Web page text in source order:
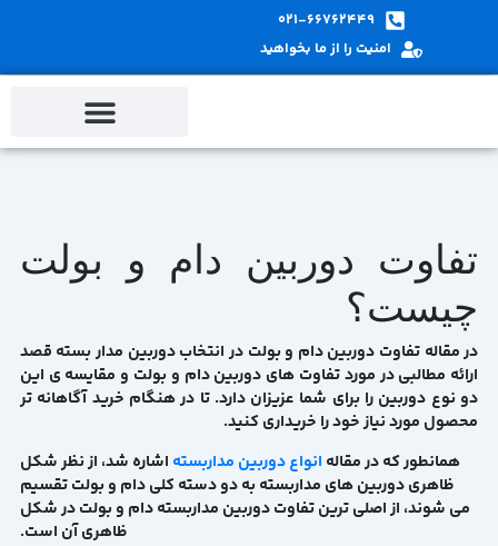
021-66762449
امنیت را از ما بخواهید
تفاوت دوربین دام و بولت
چیست؟
در مقاله تفاوت دوربین دام و بولت در انتخاب دوربین مدار بسته قصد
ارائه مطالبی در مورد تفاوت های دوربین دام و بولت و مقایسه ی این
دو نوع دوربین را برای شما عزیزان دارد. تا در هنگام خرید آگاهانه تر
محصول مورد نیاز خود را خریداری کنید.
همانطور که در مقاله انواع دوربین مداربسته اشاره شد، از نظر شکل
ظاهری دوربین های مداربسته به دو دسته کلی دام و بولت تقسیم
می شوند، از اصلی ترین تفاوت دوربین مداربسته دام و بولت در شکل
ظاهری آن است.